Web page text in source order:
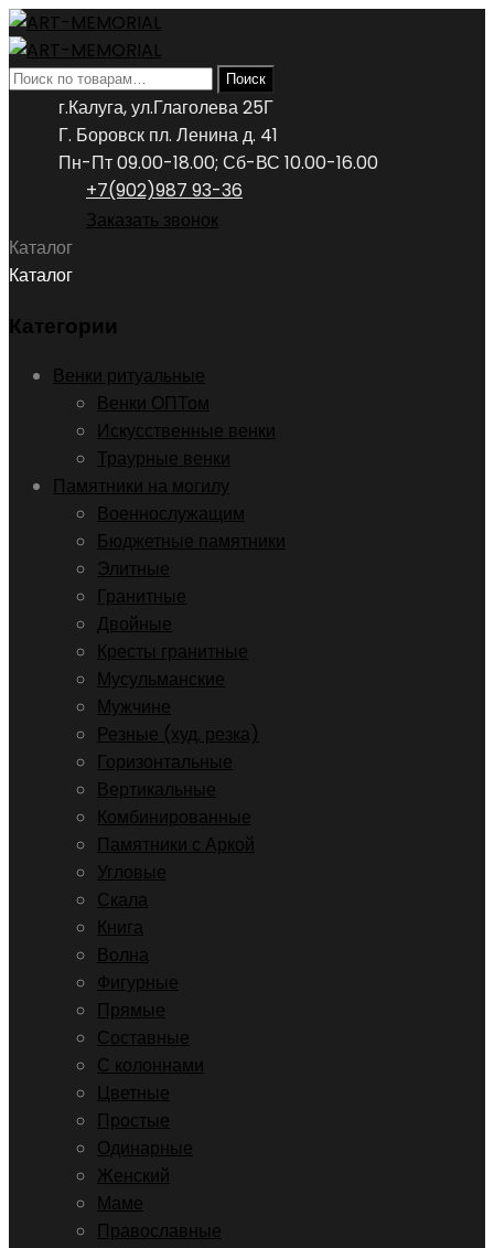
Искать: Поиск
г.Калуга, ул.Глаголева 25Г
Г. Боровск пл. Ленина д. 41
Пн-Пт 09.00-18.00; Сб-ВС 10.00-16.00
+7(902)987 93-36
Заказать звонок
Каталог
Каталог
Категории
Венки ритуальные
Венки ОПТом
Искусственные венки
Траурные венки
Памятники на могилу
Военнослужащим
Бюджетные памятники
Элитные
Гранитные
Двойные
Кресты гранитные
Мусульманские
Мужчине
Резные (худ. резка)
Горизонтальные
Вертикальные
Комбинированные
Памятники с Аркой
Угловые
Скала
Книга
Волна
Фигурные
Прямые
Составные
С колоннами
Цветные
Простые
Одинарные
Женский
Маме
Православные